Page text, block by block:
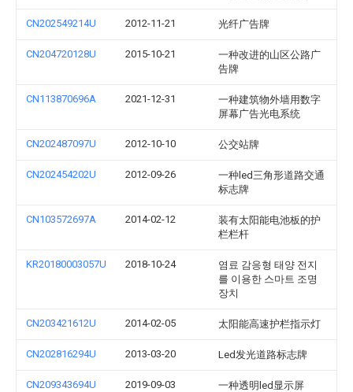
CN202549214U 2012-11-21 光纤广告牌
CN204720128U 2015-10-21
一种改进的山区公路广
告牌
CN113870696A 2021-12-31
一种建筑物外墙用数字
屏幕广告光电系统
CN202487097U 2012-10-10 公交站牌
CN202454202U 2012-09-26
一种led三角形道路交通
标志牌
CN103572697A 2014-02-12
装有太阳能电池板的护
栏栏杆
KR20180003057U 2018-10-24
염료 감응형 태양 전지
를 이용한 스마트 조명
장치
CN203421612U 2014-02-05 太阳能高速护栏指示灯
CN202816294U 2013-03-20 Led发光道路标志牌
CN209343694U 2019-09-03 一种透明led显示屏